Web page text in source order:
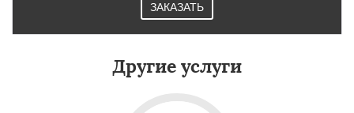
ЗАКАЗАТЬ
Другие услуги